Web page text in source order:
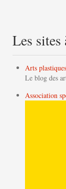
Les sites
Arts plastiques
Le blog des
Association